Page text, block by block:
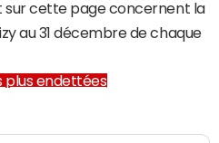
cette page concernent la
au 31 décembre de chaque
plus endettées